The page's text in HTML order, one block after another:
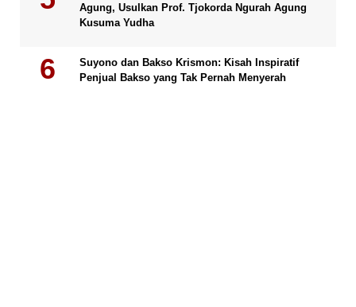
Agung, Usulkan Prof. Tjokorda Ngurah Agung
Kusuma Yudha
Suyono dan Bakso Krismon: Kisah Inspiratif
Penjual Bakso yang Tak Pernah Menyerah